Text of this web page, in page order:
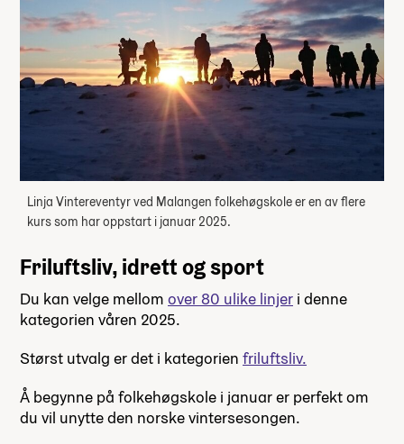
Friluftsliv, idrett og sport
Du kan velge mellom over 80 ulike linjer i denne
kategorien våren 2025.
Størst utvalg er det i kategorien friluftsliv.
Å begynne på folkehøgskole i januar er perfekt om
du vil unytte den norske vintersesongen.
Linja Vintereventyr ved Malangen folkehøgskole er en av flere
kurs som har oppstart i januar 2025.